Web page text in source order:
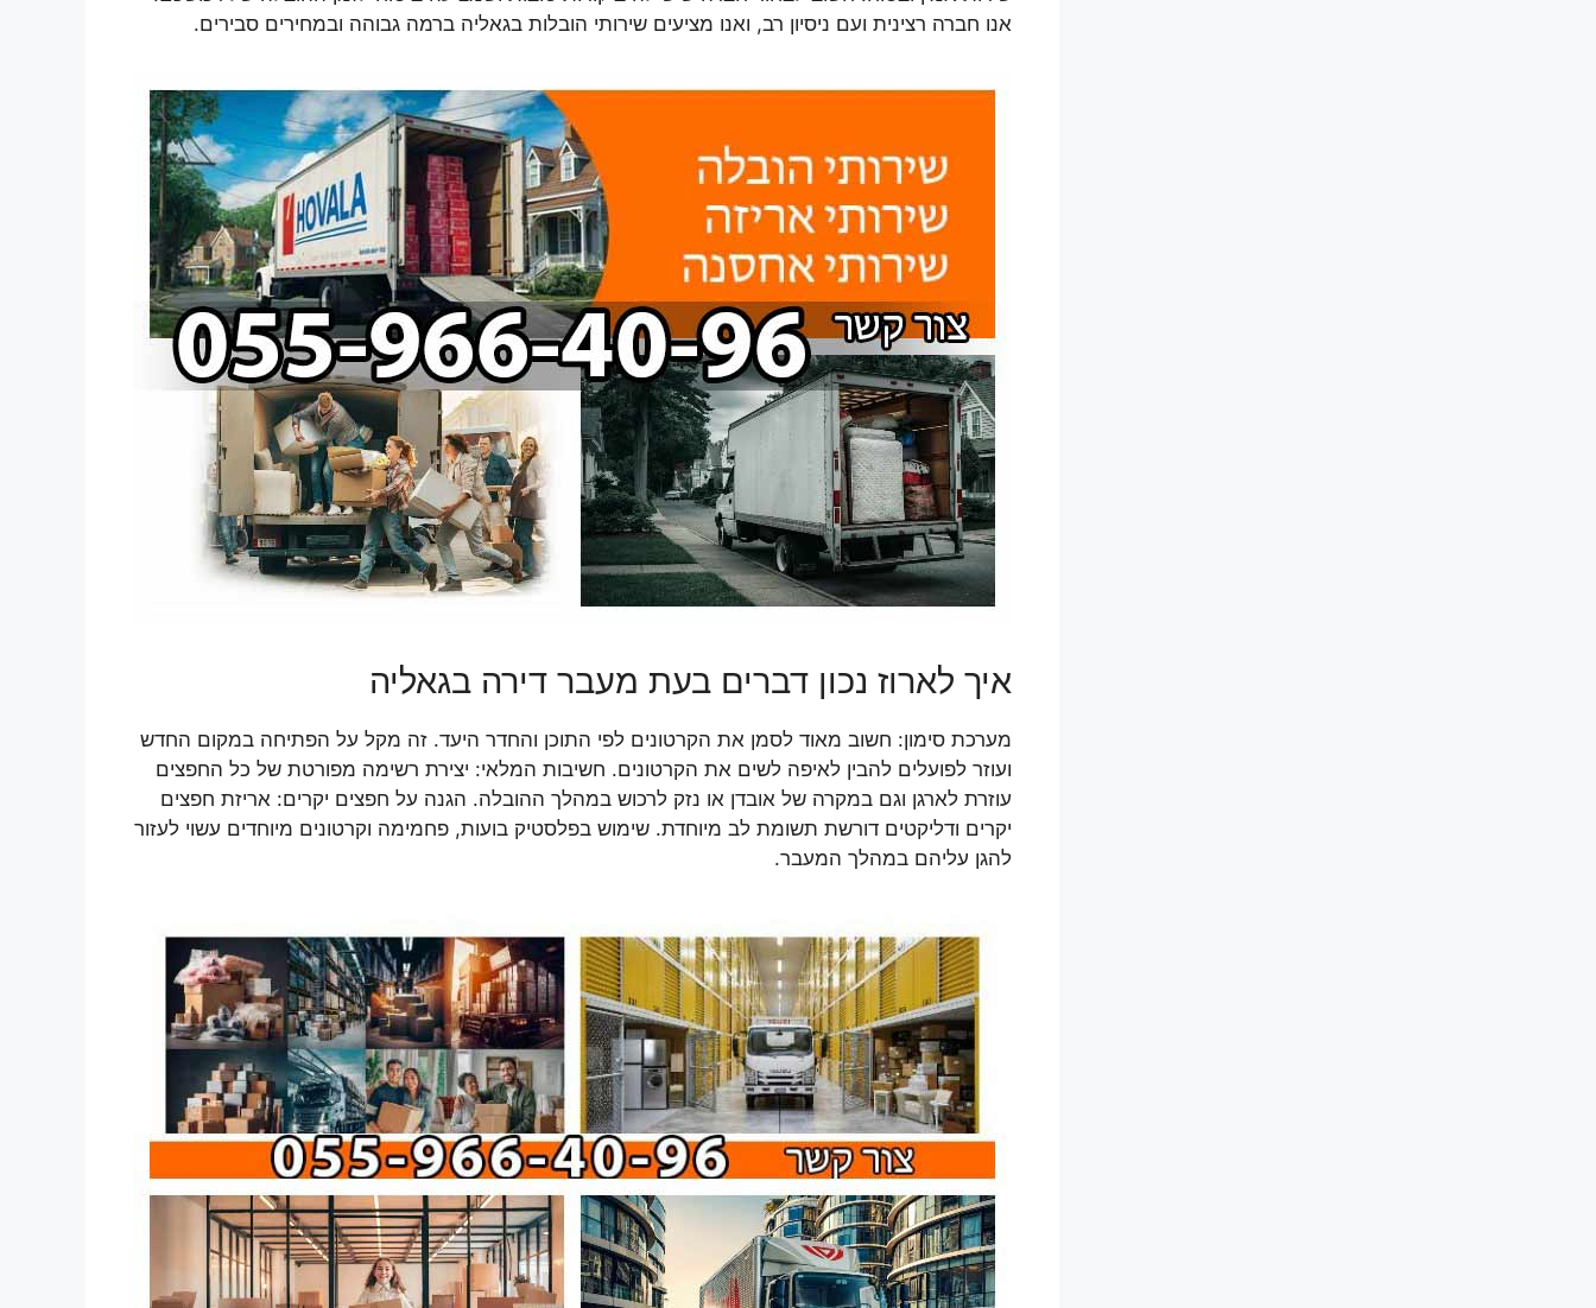
אנו חברה רצינית ועם ניסיון רב, ואנו מציעים שירותי הובלות בגאליה ברמה גבוהה ובמחירים סבירים.
איך לארוז נכון דברים בעת מעבר דירה בגאליה
מערכת סימון: חשוב מאוד לסמן את הקרטונים לפי התוכן והחדר היעד. זה מקל על הפתיחה במקום החדש
ועוזר לפועלים להבין לאיפה לשים את הקרטונים. חשיבות המלאי: יצירת רשימה מפורטת של כל החפצים
עוזרת לארגן וגם במקרה של אובדן או נזק לרכוש במהלך ההובלה. הגנה על חפצים יקרים: אריזת חפצים
יקרים ודליקטים דורשת תשומת לב מיוחדת. שימוש בפלסטיק בועות, פחמימה וקרטונים מיוחדים עשוי לעזור
להגן עליהם במהלך המעבר.